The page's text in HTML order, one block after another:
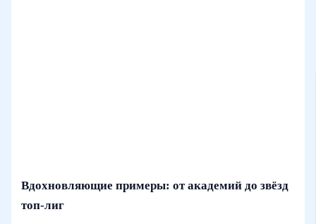
Вдохновляющие примеры: от академий до звёзд
топ‑лиг